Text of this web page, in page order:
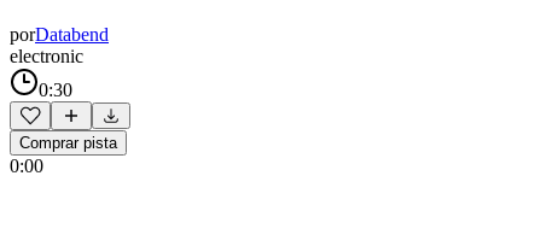
porDatabend
electronic
0:30
Comprar pista
0:00